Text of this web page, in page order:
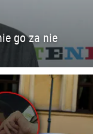
go za nie